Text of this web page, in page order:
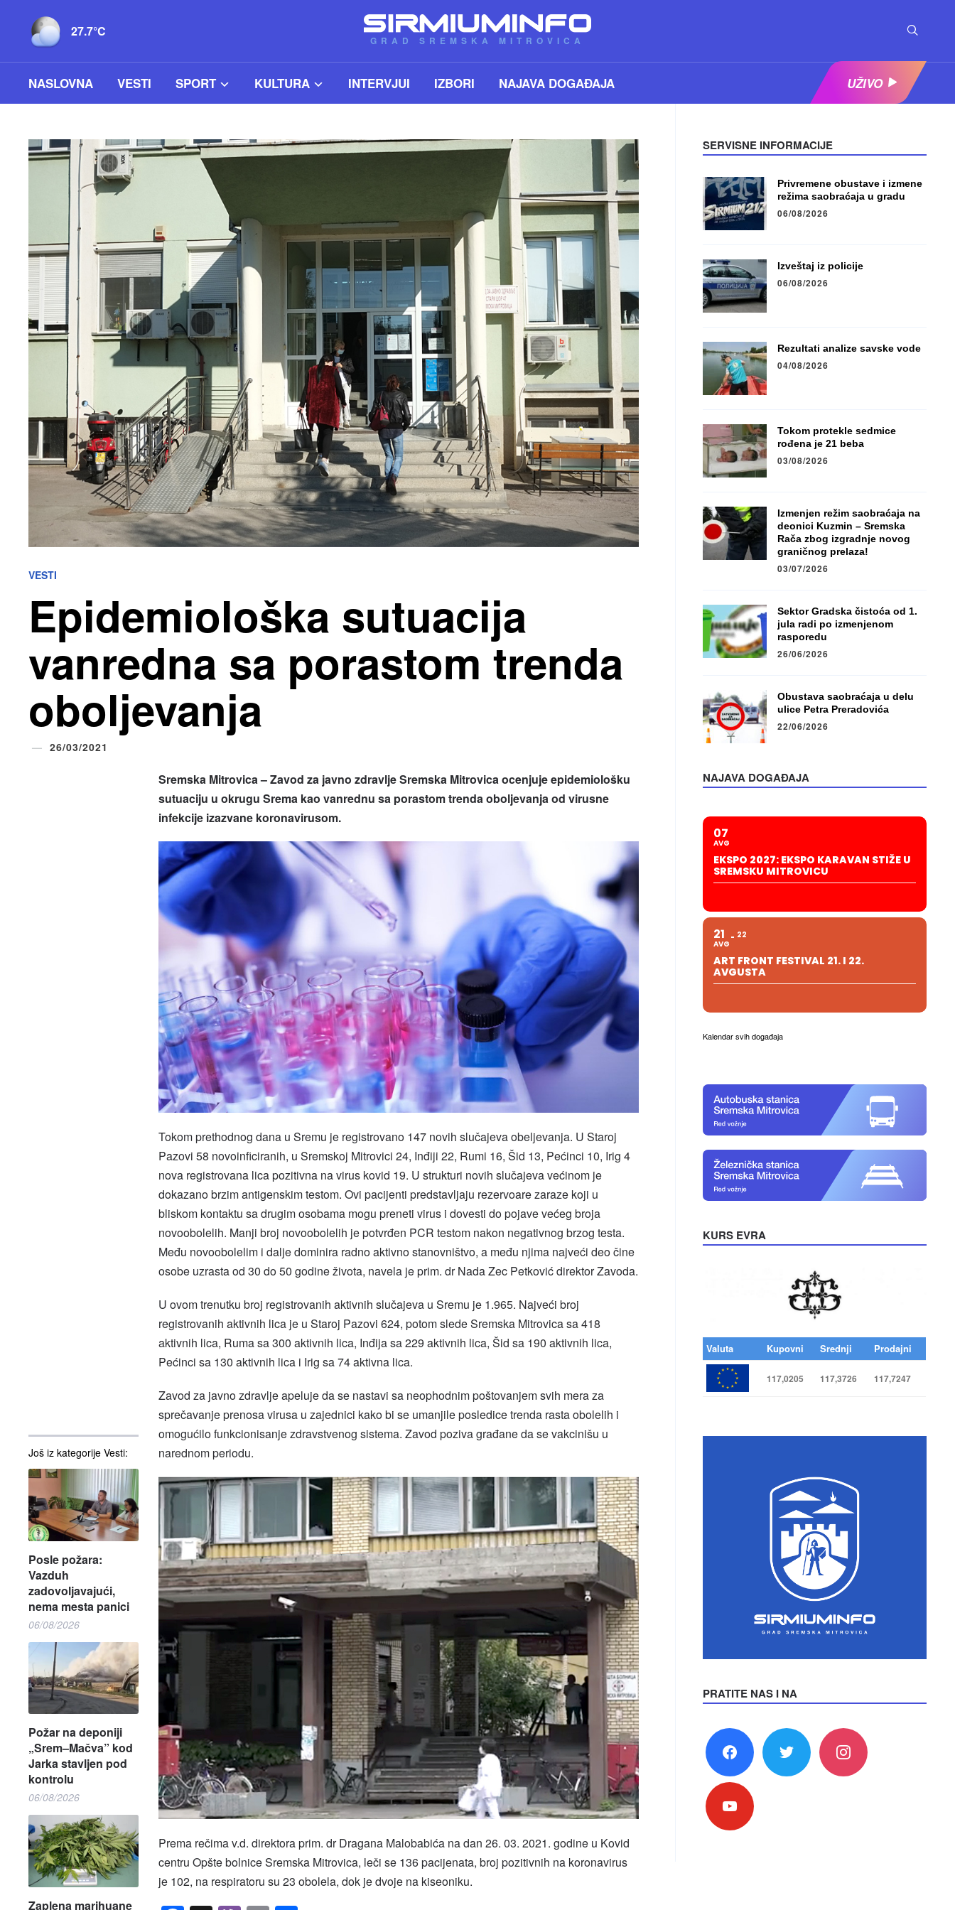
27.7°C
GRAD SREMSKA MITROVICA
NASLOVNA VESTI SPORT KULTURA INTERVJUI IZBORI NAJAVA DOGAĐAJA UŽIVO
VESTI
Epidemiološka sutuacija
vanredna sa porastom trenda
oboljevanja
26/03/2021
Još iz kategorije Vesti:
Posle požara:
Vazduh
zadovoljavajući,
nema mesta panici
06/08/2026
Požar na deponiji
„Srem–Mačva” kod
Jarka stavljen pod
kontrolu
06/08/2026
Zaplena marihuane
Sremska Mitrovica – Zavod za javno zdravlje Sremska Mitrovica ocenjuje epidemiološku
sutuaciju u okrugu Srema kao vanrednu sa porastom trenda oboljevanja od virusne
infekcije izazvane koronavirusom.
Tokom prethodnog dana u Sremu je registrovano 147 novih slučajeva obeljevanja. U Staroj
Pazovi 58 novoinficiranih, u Sremskoj Mitrovici 24, Inđiji 22, Rumi 16, Šid 13, Pećinci 10, Irig 4
nova registrovana lica pozitivna na virus kovid 19. U strukturi novih slučajeva većinom je
dokazano brzim antigenskim testom. Ovi pacijenti predstavljaju rezervoare zaraze koji u
bliskom kontaktu sa drugim osobama mogu preneti virus i dovesti do pojave većeg broja
novoobolelih. Manji broj novoobolelih je potvrđen PCR testom nakon negativnog brzog testa.
Među novoobolelim i dalje dominira radno aktivno stanovništvo, a među njima najveći deo čine
osobe uzrasta od 30 do 50 godine života, navela je prim. dr Nada Zec Petković direktor Zavoda.
U ovom trenutku broj registrovanih aktivnih slučajeva u Sremu je 1.965. Najveći broj
registrovanih aktivnih lica je u Staroj Pazovi 624, potom slede Sremska Mitrovica sa 418
aktivnih lica, Ruma sa 300 aktivnih lica, Inđija sa 229 aktivnih lica, Šid sa 190 aktivnih lica,
Pećinci sa 130 aktivnih lica i Irig sa 74 aktivna lica.
Zavod za javno zdravlje apeluje da se nastavi sa neophodnim poštovanjem svih mera za
sprečavanje prenosa virusa u zajednici kako bi se umanjile posledice trenda rasta obolelih i
omogućilo funkcionisanje zdravstvenog sistema. Zavod poziva građane da se vakcinišu u
narednom periodu.
Prema rečima v.d. direktora prim. dr Dragana Malobabića na dan 26. 03. 2021. godine u Kovid
centru Opšte bolnice Sremska Mitrovica, leči se 136 pacijenata, broj pozitivnih na koronavirus
je 102, na respiratoru su 23 obolela, dok je dvoje na kiseoniku.
SERVISNE INFORMACIJE
Privremene obustave i izmene
režima saobraćaja u gradu
06/08/2026
Izveštaj iz policije
06/08/2026
Rezultati analize savske vode
04/08/2026
Tokom protekle sedmice
rođena je 21 beba
03/08/2026
Izmenjen režim saobraćaja na
deonici Kuzmin – Sremska
Rača zbog izgradnje novog
graničnog prelaza!
03/07/2026
Sektor Gradska čistoća od 1.
jula radi po izmenjenom
rasporedu
26/06/2026
Obustava saobraćaja u delu
ulice Petra Preradovića
22/06/2026
NAJAVA DOGAĐAJA
07
AVG
EKSPO 2027: EKSPO KARAVAN STIŽE U
SREMSKU MITROVICU
21
AVG
22
ART FRONT FESTIVAL 21. I 22.
AVGUSTA
Kalendar svih događaja
KURS EVRA
Valuta Kupovni Srednji Prodajni
117,0205 117,3726 117,7247
PRATITE NAS I NA
facebook twitter instagram
youtube